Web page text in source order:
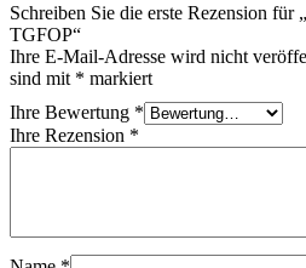
Schreiben Sie die erste Rezension
TGFOP“
Ihre E-Mail-Adresse wird nicht
sind mit * markiert
Ihre Bewertung *
Ihre Rezension *